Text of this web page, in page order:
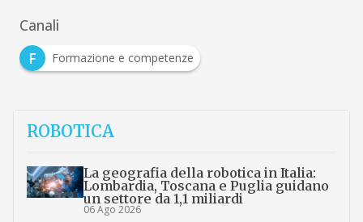
Canali
F
Formazione e competenze
ROBOTICA
La geografia della robotica in Italia:
Lombardia, Toscana e Puglia guidano
un settore da 1,1 miliardi
06 Ago 2026